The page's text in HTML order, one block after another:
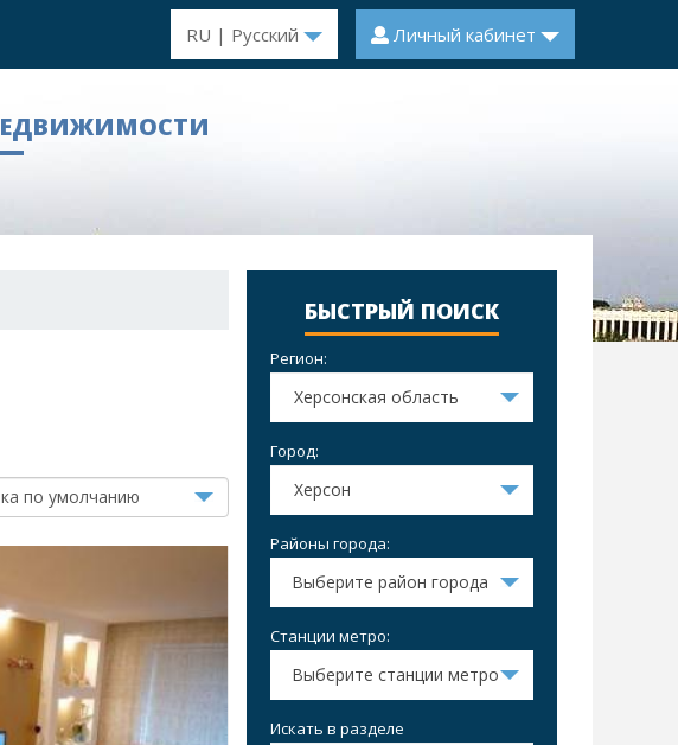
RU | Русский Личный кабинет
БЫСТРЫЙ ПОИСК
Регион:
Херсонская область
Город:
Херсон
Районы города:
Выберите район города
Станции метро:
Выберите станции метро
Искать в разделе